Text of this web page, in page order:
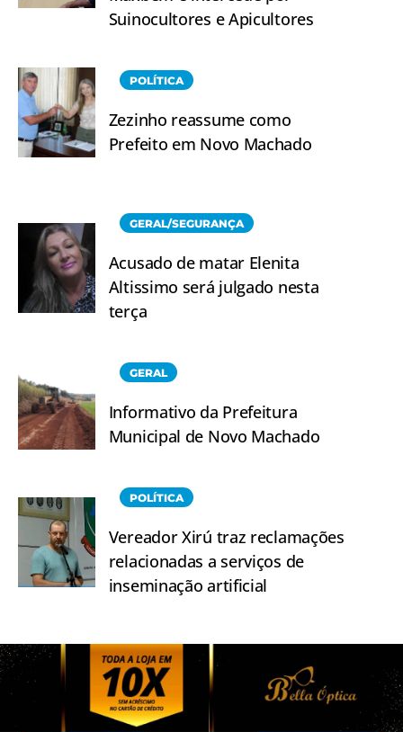
Suinocultores e Apicultores
POLÍTICA
Zezinho reassume como
Prefeito em Novo Machado
GERAL/SEGURANÇA
Acusado de matar Elenita
Altissimo será julgado nesta
terça
GERAL
Informativo da Prefeitura
Municipal de Novo Machado
POLÍTICA
Vereador Xirú traz reclamações
relacionadas a serviços de
inseminação artificial